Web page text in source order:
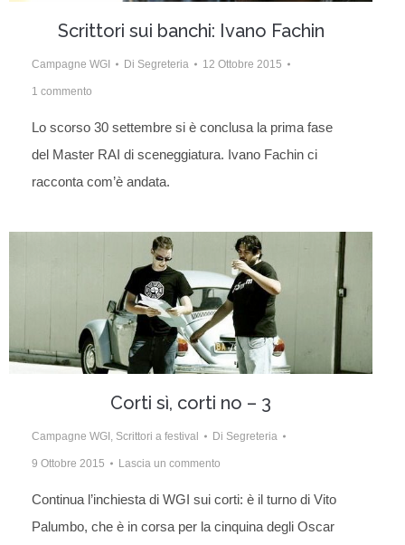
Scrittori sui banchi: Ivano Fachin
Campagne WGI Di Segreteria 12 Ottobre 2015
1 commento
Lo scorso 30 settembre si è conclusa la prima fase
del Master RAI di sceneggiatura. Ivano Fachin ci
racconta com’è andata.
Corti sì, corti no – 3
Campagne WGI , Scrittori a festival Di Segreteria
9 Ottobre 2015 Lascia un commento
Continua l’inchiesta di WGI sui corti: è il turno di Vito
Palumbo, che è in corsa per la cinquina degli Oscar